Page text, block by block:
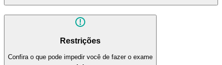
Restrições
Confira o que pode impedir você de fazer o exame